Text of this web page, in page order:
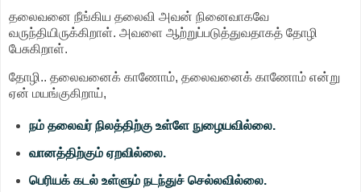
தலைவனை நீங்கிய தலைவி அவன் நினைவாகவே
வருந்தியிருக்கிறாள். அவளை ஆற்றுப்படுத்துவதாகத் தோழி
பேசுகிறாள்.
தோழி.. தலைவனைக் காணோம், தலைவனைக் காணோம் என்று
ஏன் மயங்குகிறாய்,
நம் தலைவர் நிலத்திற்கு உள்ளே நுழையவில்லை.
வானத்திற்கும் ஏறவில்லை.
பெரியக் கடல் உள்ளும் நடந்துச் செல்லவில்லை.